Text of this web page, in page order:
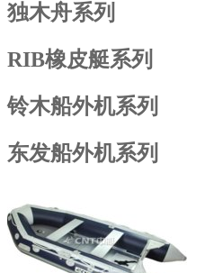
独木舟系列
RIB橡皮艇系列
铃木船外机系列
东发船外机系列